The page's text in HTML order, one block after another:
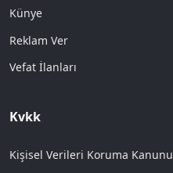
Künye
Reklam Ver
Vefat İlanları
Kvkk
Kişisel Verileri Koruma Kanunu